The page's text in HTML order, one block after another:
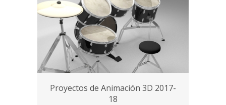
Proyectos de Animación 3D 2017-
18